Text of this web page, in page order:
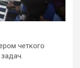
четкого